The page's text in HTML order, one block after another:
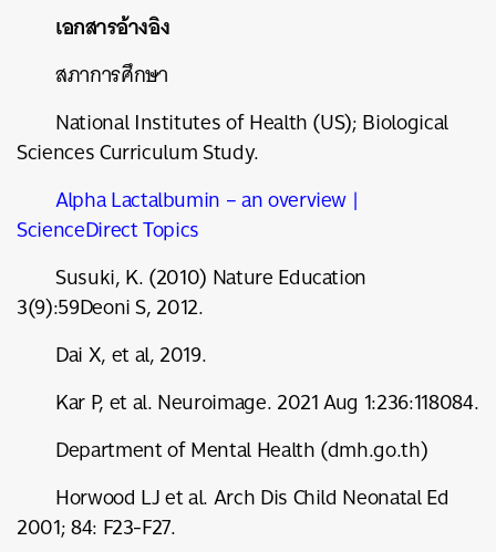
เอกสารอ้างอิง
สภาการศึกษา
National Institutes of Health (US); Biological
Sciences Curriculum Study.
Alpha Lactalbumin – an overview |
ScienceDirect Topics
Susuki, K. (2010) Nature Education
3(9):59Deoni S, 2012.
Dai X, et al, 2019.
Kar P, et al. Neuroimage. 2021 Aug 1:236:118084.
Department of Mental Health (dmh.go.th)
Horwood LJ et al. Arch Dis Child Neonatal Ed
2001; 84: F23-F27.